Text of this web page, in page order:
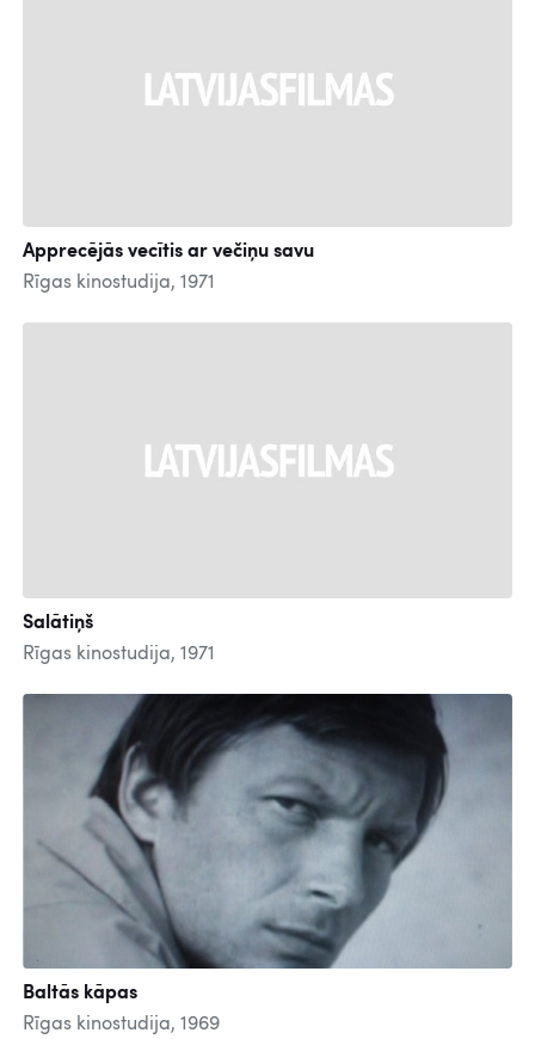
Apprecējās vecītis ar večiņu savu
Rīgas kinostudija, 1971
Salātiņš
Rīgas kinostudija, 1971
Baltās kāpas
Rīgas kinostudija, 1969